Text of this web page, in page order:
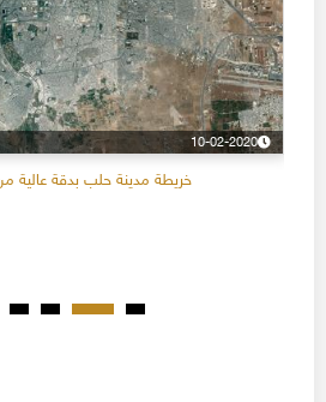
10-02-2020
خريطة مدينة حلب بدقة عالية من Google Earth